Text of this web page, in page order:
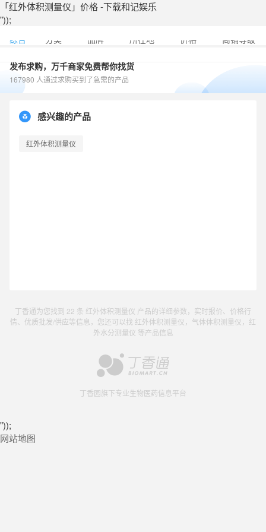
「红外体积测量仪」价格 -下载和记娱乐
"));
综合 分类 品牌 所在地 价格 商铺等级
发布求购，万千商家免费帮你找货
167980 人通过求购买到了急需的产品
感兴趣的产品
红外体积测量仪
丁香通为您找到 22 条 红外体积测量仪 产品的详细参数，实时报价、价格行
情、优质批发/供应等信息，您还可以找 红外体积测量仪，气体体积测量仪，红
外水分测量仪 等产品信息
丁香园旗下专业生物医药信息平台
"));
网站地图